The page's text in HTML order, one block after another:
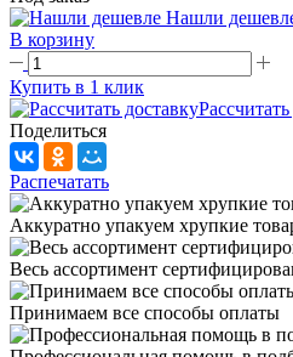
Нашли
В корзину
Купить в 1 клик
Поделиться
Распечатать
Аккуратно упакуем хрупкие
Весь ассортимент
Принимаем все способы оплаты